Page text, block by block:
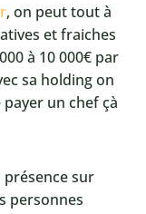
, on peut tout à
et fraiches
à 10 000€ par
sa holding on
un chef çà
présence sur
personnes